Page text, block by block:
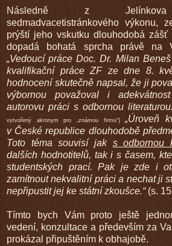
Následně z Jelínkova
sedmadvacetistránkového výkonu,
prýští jeho vskutku dlouhodobá
dopadá bohatá sprcha právě na
„Vedoucí práce Doc. Dr. Milan
kvalifikační práce ZF ze dne 8.
hodnocení skutečně napsal, že ji
výbornou považoval i
autorovu práci s odbornou
vytvořený akronym pro „známou firmu“)„Úroveň
v České republice dlouhodobě
Toto téma souvisí jak s odbornou
dalších hodnotitelů, tak i s časem,
studentských prací. Pak je zde i
zamítnout nekvalitní práci a nechat ji
nepřipustit jej ke státní zkoušce.“(s.
Tímto bych Vám proto ještě
vedení, konzultace a především za
prokázal připuštěním k obhajobě.